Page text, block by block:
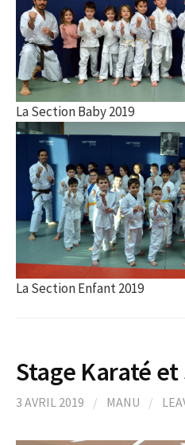
La Section Baby 2019
La Section Enfant 2019
Stage Karaté
3 AVRIL 2019 / MANU /